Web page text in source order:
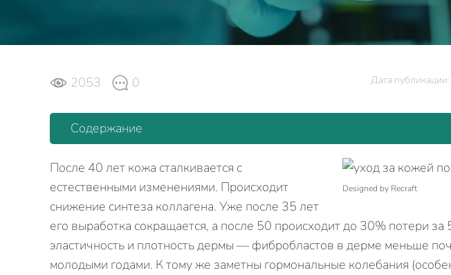
2053 0 Дата
Содержание
Designed by Recraft
После 40 лет кожа сталкивается с
естественными изменениями. Происходит
снижение синтеза коллагена. Уже после 35 лет
его выработка сокращается, а после 50 происходит до 30% потери за
эластичность и плотность дермы — фибробластов в дерме меньше
молодыми годами. К тому же заметны гормональные колебания